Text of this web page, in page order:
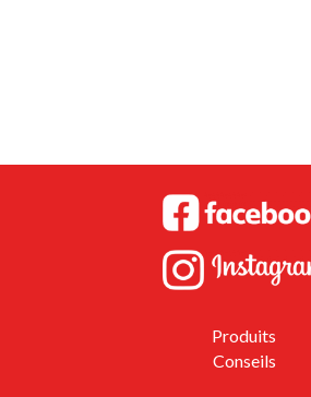
Produits
Conseils